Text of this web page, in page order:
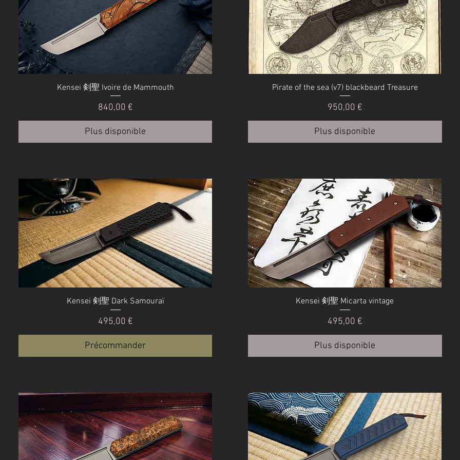
Kensei 剣聖 Ivoire de Mammouth
Prix
840,00 €
Plus disponible
Pirate of the sea (v7) blackbeard Treasure
Prix
950,00 €
Plus disponible
Kensei 剣聖 Dark Samouraï
Prix
495,00 €
Précommander
Kensei 剣聖 Micarta vintage
Prix
495,00 €
Plus disponible